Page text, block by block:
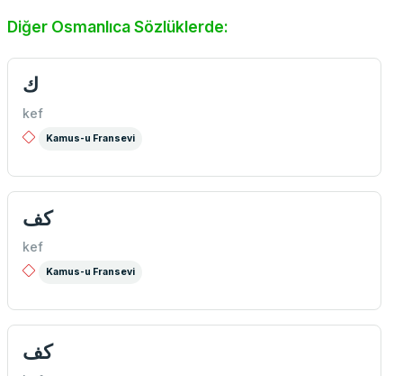
Diğer Osmanlıca Sözlüklerde:
ك
kef
Kamus-u Fransevi
كف
kef
Kamus-u Fransevi
كف